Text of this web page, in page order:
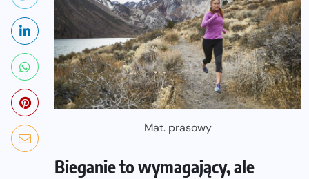
Mat. prasowy
Bieganie to wymagający, ale